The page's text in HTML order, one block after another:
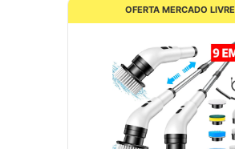
OFERTA MERCADO LIVRE